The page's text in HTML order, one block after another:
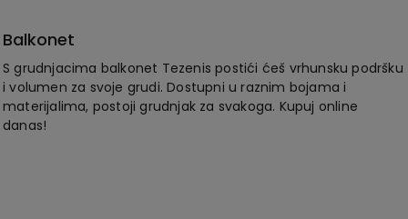
Balkonet
S grudnjacima balkonet Tezenis postići ćeš vrhunsku podršku
i volumen za svoje grudi. Dostupni u raznim bojama i
materijalima, postoji grudnjak za svakoga. Kupuj online
danas!